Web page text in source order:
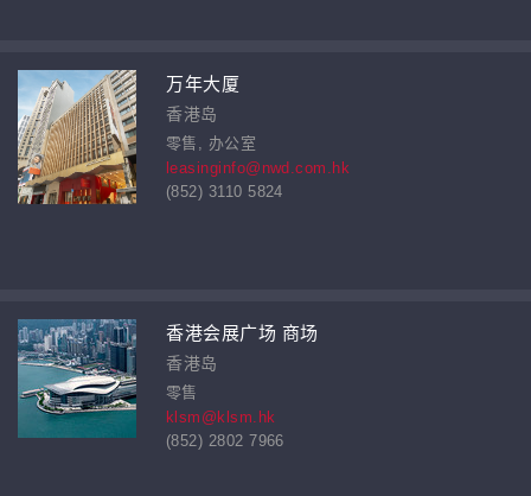
万年大厦
香港岛
零售, 办公室
leasinginfo@nwd.com.hk
(852) 3110 5824
香港会展广场 商场
香港岛
零售
klsm@klsm.hk
(852) 2802 7966